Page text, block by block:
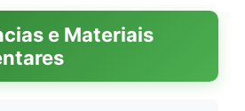
e Materiais